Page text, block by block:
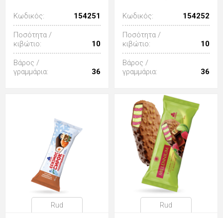
Κωδικός: 154251
Ποσότητα /
κιβώτιο:
10
Βάρος /
γραμμάρια:
36
Κωδικός: 154252
Ποσότητα /
κιβώτιο:
10
Βάρος /
γραμμάρια:
36
Rud Rud